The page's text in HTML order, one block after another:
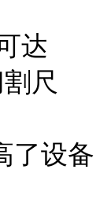
达
尺
了设备